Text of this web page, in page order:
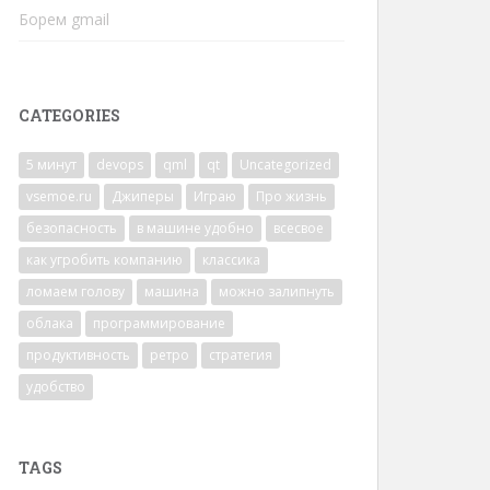
Борем gmail
CATEGORIES
5 минут devops qml qt
Uncategorized
vsemoe.ru
Джиперы Играю
Про жизнь
безопасность
в машине удобно
всесвое
как угробить компанию
классика
ломаем голову
машина
можно залипнуть
облака
программирование
продуктивность
ретро
стратегия
удобство
TAGS